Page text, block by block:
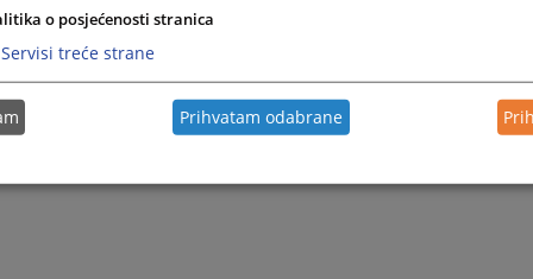
o posjećenosti stranica
Servisi treće strane
Prihvatam odabrane